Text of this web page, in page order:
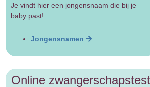
Je vindt hier een jongensnaam die bij je
baby past!
Jongensnamen
Online zwangerschapstest